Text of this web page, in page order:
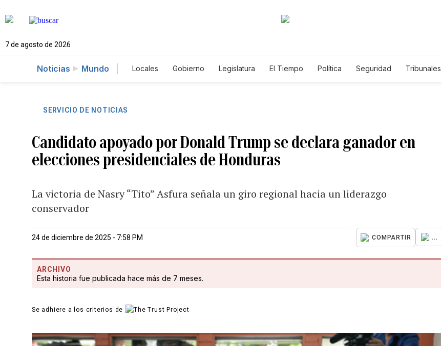
7 de agosto de 2026
Noticias Mundo Locales Gobierno Legislatura El Tiempo Política Seguridad Tribunales
SERVICIO DE NOTICIAS
Candidato apoyado por Donald Trump se declara ganador en
elecciones presidenciales de Honduras
La victoria de Nasry “Tito” Asfura señala un giro regional hacia un liderazgo
conservador
24 de diciembre de 2025 - 7:58 PM COMPARTIR ...
ARCHIVO
Esta historia fue publicada hace más de 7 meses.
Se adhiere a los criterios de